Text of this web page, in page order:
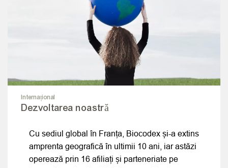
Internațional
Dezvoltarea noastră
Cu sediul global în Franța, Biocodex și-a extins
amprenta geografică în ultimii 10 ani, iar astăzi
operează prin 16 afiliați și parteneriate pe